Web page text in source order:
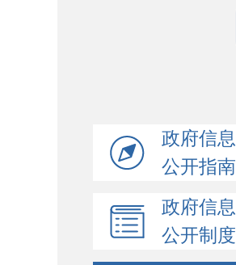
政府信息
公开指南
政府信息
公开制度